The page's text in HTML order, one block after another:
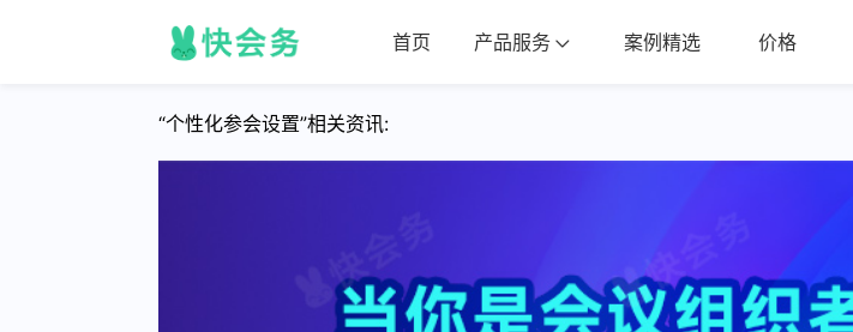
首页 产品服务 案例精选 价格
“个性化参会设置”相关资讯: